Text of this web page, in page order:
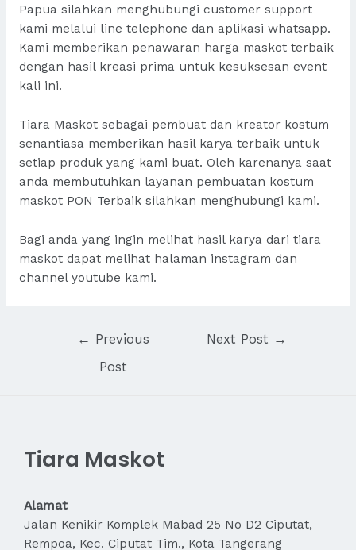
Papua silahkan menghubungi customer support
kami melalui line telephone dan aplikasi whatsapp.
Kami memberikan penawaran harga maskot terbaik
dengan hasil kreasi prima untuk kesuksesan event
kali ini.
Tiara Maskot sebagai pembuat dan kreator kostum
senantiasa memberikan hasil karya terbaik untuk
setiap produk yang kami buat. Oleh karenanya saat
anda membutuhkan layanan pembuatan kostum
maskot PON Terbaik silahkan menghubungi kami.
Bagi anda yang ingin melihat hasil karya dari tiara
maskot dapat melihat halaman instagram dan
channel youtube kami.
← Previous
Post
Next Post →
Tiara Maskot
Alamat
Jalan Kenikir Komplek Mabad 25 No D2 Ciputat,
Rempoa, Kec. Ciputat Tim., Kota Tangerang